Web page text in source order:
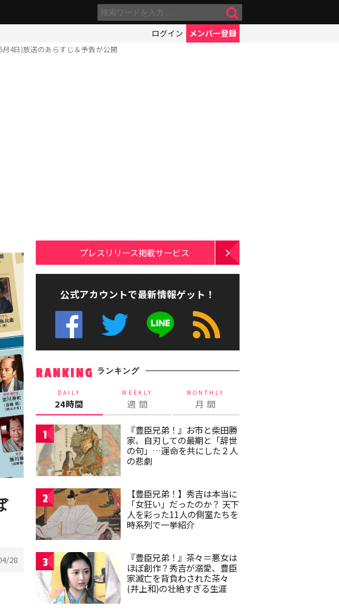
ログイン メンバー登録
4日)放送のあらすじ＆予告が公開
28
プレスリリース掲載サービス
公式アカウントで最新情報ゲット！
RANKING ランキング
DAILY
24時間
WEEKLY
週 間
MONTHLY
月 間
1
『豊臣兄弟！』お市と柴田勝
家、自刃しての最期と「辞世
の句」…運命を共にした２人
の悲劇
2
【豊臣兄弟！】秀吉は本当に
「女狂い」だったのか？ 天下
人を彩った11人の側室たちを
時系列で一挙紹介
3
『豊臣兄弟！』茶々＝悪女は
ほぼ創作？秀吉が溺愛、豊臣
家滅亡を背負わされた茶々
(井上和)の壮絶すぎる生涯